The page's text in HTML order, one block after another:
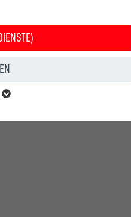
HINWEIS
0 °C bis ca. +70 °C.